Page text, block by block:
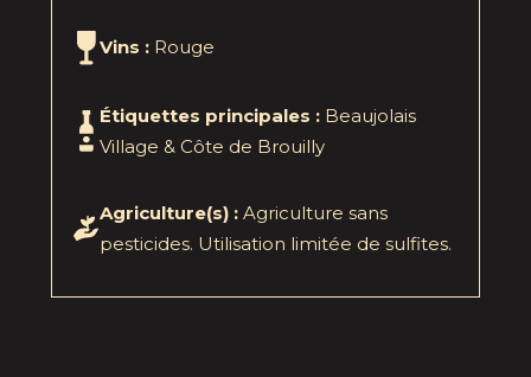
Vins : Rouge
Étiquettes principales : Beaujolais
Village & Côte de Brouilly
Agriculture(s) : Agriculture sans
pesticides. Utilisation limitée de sulfites.